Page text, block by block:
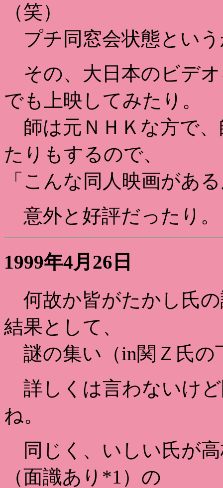
（笑）
プチ同窓会状態とい
その、大日本のビデ
でも上映してみたり。
師は元ＮＨＫな方で
たりもするので、
「こんな同人映画があ
意外と好評だったり。
1999年4月26日
何故か皆がたかし氏
結果として、
謎の集い（in関Ｚ氏の
詳しくは言わないけ
ね。
同じく、いしい氏が
（面識あり*1）の